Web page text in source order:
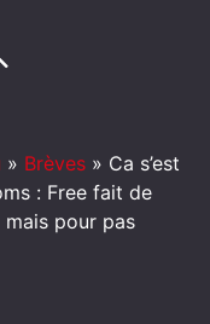
» Brèves » Ca s’est
: Free fait de
mais pour pas